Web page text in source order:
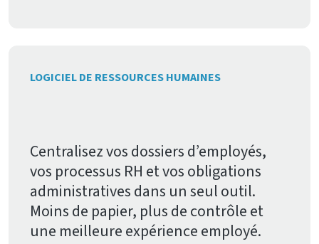
LOGICIEL DE RESSOURCES HUMAINES
Centralisez vos dossiers d’employés,
vos processus RH et vos obligations
administratives dans un seul outil.
Moins de papier, plus de contrôle et
une meilleure expérience employé.